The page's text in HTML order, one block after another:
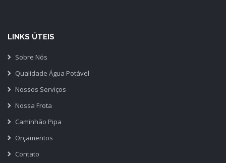
LINKS ÚTEIS
Sobre Nós
Qualidade Água Potável
Nossos Serviços
Nossa Frota
Caminhão Pipa
Orçamentos
Contato